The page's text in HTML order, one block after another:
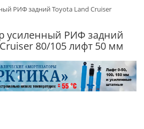
РИФ задний Toyota Land Cruiser
усиленный РИФ задний
80/105 лифт 50 мм